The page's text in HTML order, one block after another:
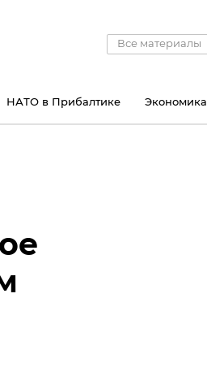
Все материалы
НАТО в Прибалтике Экономика